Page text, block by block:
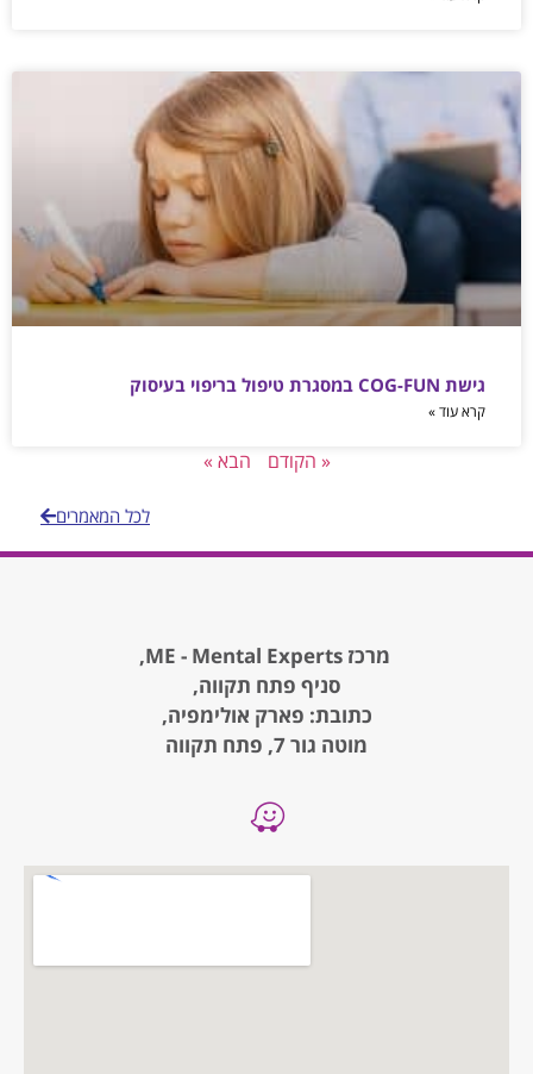
גישת COG-FUN במסגרת טיפול בריפוי בעיסוק
קרא עוד »
« הקודם הבא »
לכל המאמרים
מרכז ME - Mental Experts,
סניף פתח תקווה,
כתובת: פארק אולימפיה,
מוטה גור 7, פתח תקווה